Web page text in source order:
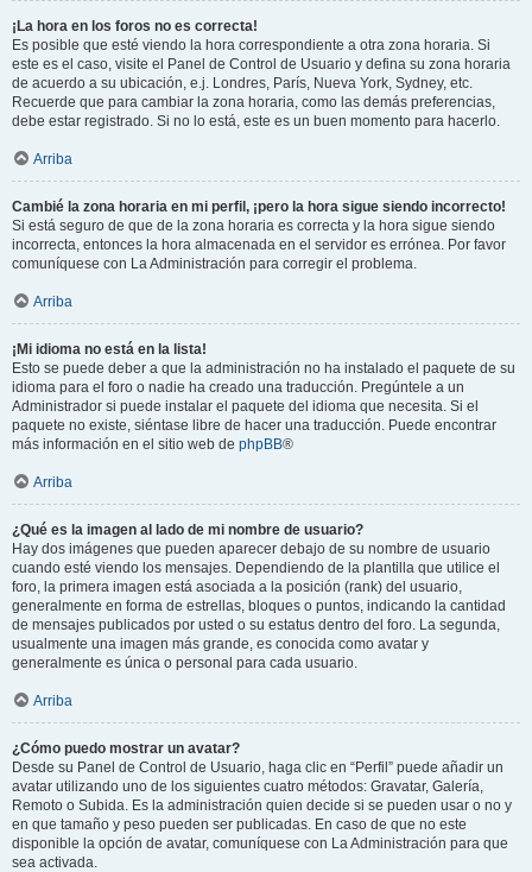
¡La hora en los foros no es correcta!
Es posible que esté viendo la hora correspondiente a otra zona horaria. Si
este es el caso, visite el Panel de Control de Usuario y defina su zona horaria
de acuerdo a su ubicación, e.j. Londres, París, Nueva York, Sydney, etc.
Recuerde que para cambiar la zona horaria, como las demás preferencias,
debe estar registrado. Si no lo está, este es un buen momento para hacerlo.
Arriba
Cambié la zona horaria en mi perfil, ¡pero la hora sigue siendo incorrecto!
Si está seguro de que de la zona horaria es correcta y la hora sigue siendo
incorrecta, entonces la hora almacenada en el servidor es errónea. Por favor
comuníquese con La Administración para corregir el problema.
Arriba
¡Mi idioma no está en la lista!
Esto se puede deber a que la administración no ha instalado el paquete de su
idioma para el foro o nadie ha creado una traducción. Pregúntele a un
Administrador si puede instalar el paquete del idioma que necesita. Si el
paquete no existe, siéntase libre de hacer una traducción. Puede encontrar
más información en el sitio web de phpBB®
Arriba
¿Qué es la imagen al lado de mi nombre de usuario?
Hay dos imágenes que pueden aparecer debajo de su nombre de usuario
cuando esté viendo los mensajes. Dependiendo de la plantilla que utilice el
foro, la primera imagen está asociada a la posición (rank) del usuario,
generalmente en forma de estrellas, bloques o puntos, indicando la cantidad
de mensajes publicados por usted o su estatus dentro del foro. La segunda,
usualmente una imagen más grande, es conocida como avatar y
generalmente es única o personal para cada usuario.
Arriba
¿Cómo puedo mostrar un avatar?
Desde su Panel de Control de Usuario, haga clic en “Perfil” puede añadir un
avatar utilizando uno de los siguientes cuatro métodos: Gravatar, Galería,
Remoto o Subida. Es la administración quien decide si se pueden usar o no y
en que tamaño y peso pueden ser publicadas. En caso de que no este
disponible la opción de avatar, comuníquese con La Administración para que
sea activada.